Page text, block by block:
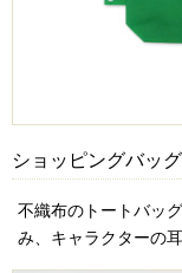
ショッピングバッ
不織布のトートバッ
み、キャラクターの